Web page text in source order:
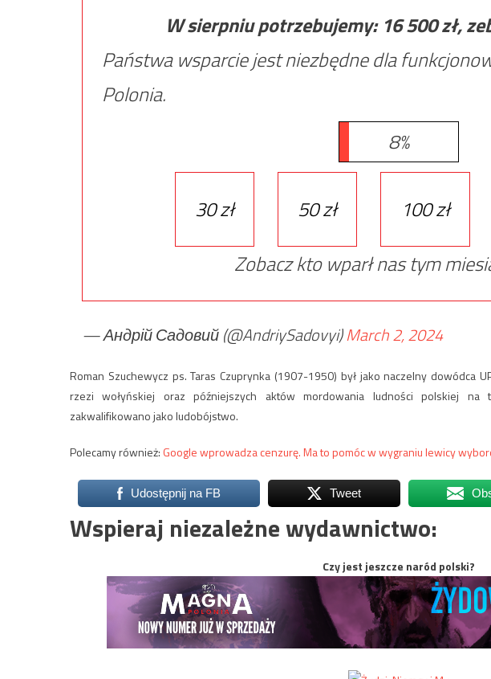
W sierpniu potrzebujemy: 16 500zł,
Państwa wsparcie jest niezbędne dla
Polonia.
8%
30 zł 50 zł 100 zł
Zobacz kto wparł nas tym
— Андрій Садовий (@AndriySadovyi)March 2, 2024
Roman Szuchewycz ps. Taras Czuprynka (1907-1950) był jako naczelny dowódca
rzezi wołyńskiej oraz późniejszych aktów mordowania ludności polskiej na
zakwalifikowano jako ludobójstwo.
Polecamy również: Google wprowadza cenzurę. Ma to pomóc w wygraniu lewicy
Udostępnij na FB Tweet
Wspieraj niezależne wydawnictwo:
Czy jest jeszcze naród polski?